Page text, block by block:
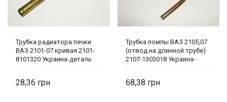
Трубка радиатора печки
ВАЗ 2101-07 кривая 2101-
8101320 Украина-деталь
28,36
Трубка помпы ВАЗ 2105,07
(отвод на длинной трубе)
2107-1303018 Украина-
68,38